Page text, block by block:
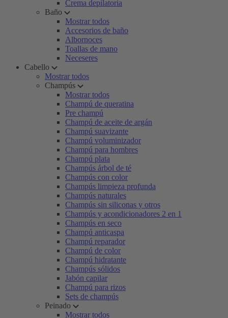
Crema depilatoria
Baño
Mostrar todos
Accesorios de baño
Albornoces
Toallas de mano
Neceseres
Cabello
Mostrar todos
Champús
Mostrar todos
Champú de queratina
Pre champú
Champú de aceite de argán
Champú suavizante
Champú voluminizador
Champú para hombres
Champú plata
Champús árbol de té
Champús con color
Champús limpieza profunda
Champús naturales
Champús sin siliconas y otros
Champús y acondicionadores 2 en 1
Champús en seco
Champú anticaspa
Champú reparador
Champú de color
Champú hidratante
Champús sólidos
Jabón capilar
Champú para rizos
Sets de champús
Peinado
Mostrar todos